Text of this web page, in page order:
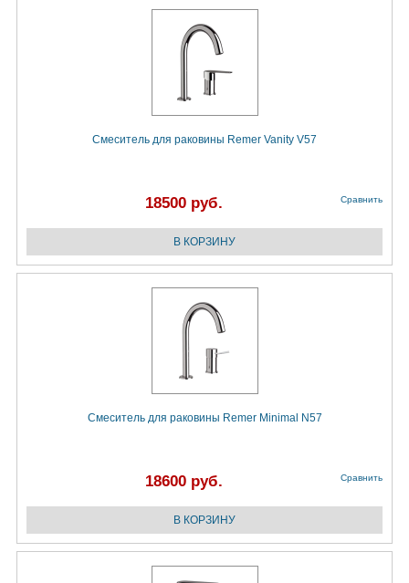
Смеситель для раковины Remer Vanity V57
18500 руб. Сравнить
Смеситель для раковины Remer Minimal N57
18600 руб. Сравнить